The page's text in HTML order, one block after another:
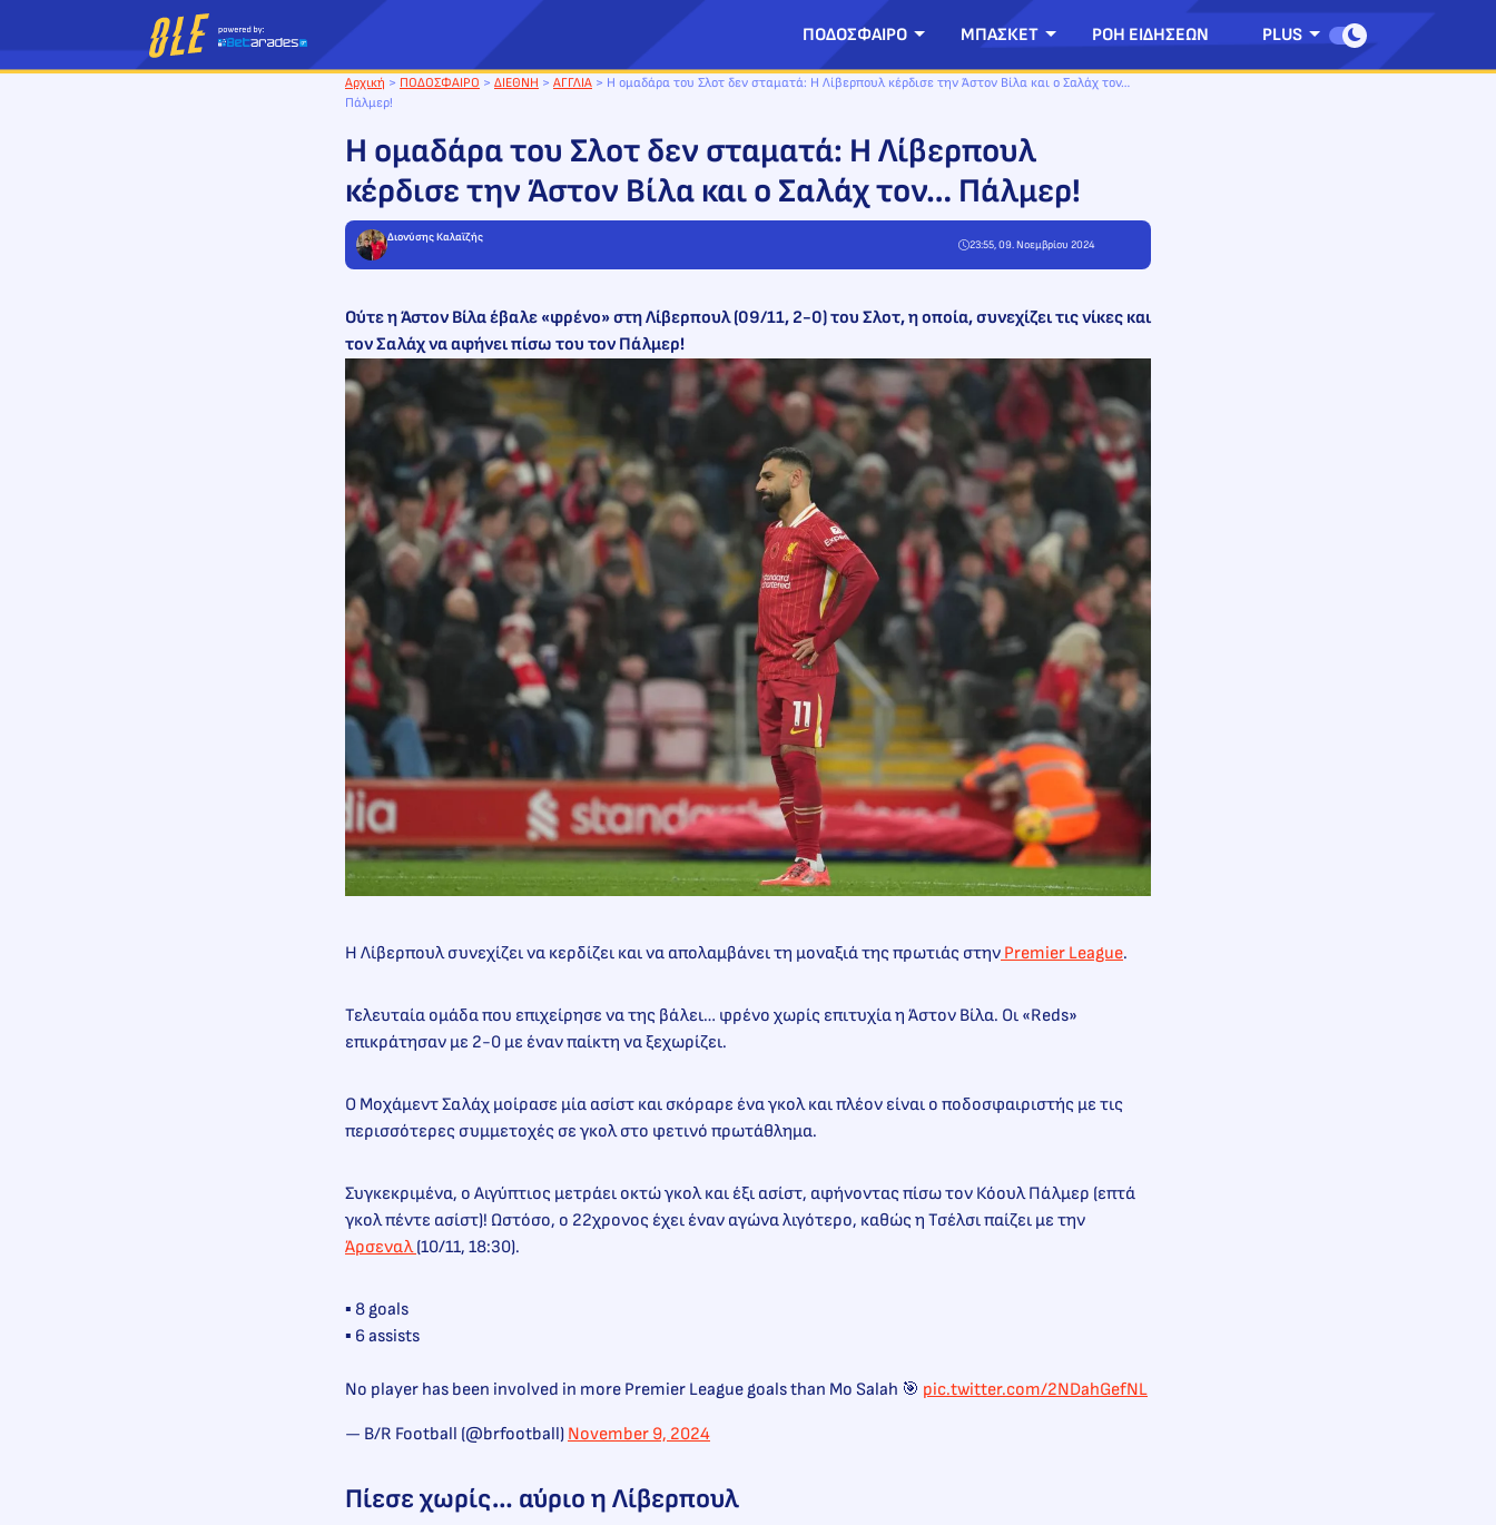
περιεχόμενο
ΠΟΔΟΣΦΑΙΡΟ ΜΠΑΣΚΕΤ ΡΟΗ ΕΙΔΗΣΕΩΝ PLUS
Αρχική > ΠΟΔΟΣΦΑΙΡΟ > ΔΙΕΘΝΗ > ΑΓΓΛΙΑ > H ομαδάρα του Σλοτ δεν σταματά: Η Λίβερπουλ κέρδισε την Άστον Βίλα και ο Σαλάχ τον…
Πάλμερ!
H ομαδάρα του Σλοτ δεν σταματά: Η Λίβερπουλ
κέρδισε την Άστον Βίλα και ο Σαλάχ τον… Πάλμερ!
Διονύσης Καλαϊζής
23:55, 09. Νοεμβρίου 2024
Ούτε η Άστον Βίλα έβαλε «φρένο» στη Λίβερπουλ (09/11, 2-0) του Σλοτ, η οποία, συνεχίζει τις νίκες και
τον Σαλάχ να αφήνει πίσω του τον Πάλμερ!
Η Λίβερπουλ συνεχίζει να κερδίζει και να απολαμβάνει τη μοναξιά της πρωτιάς στην Premier League.
Τελευταία ομάδα που επιχείρησε να της βάλει… φρένο χωρίς επιτυχία η Άστον Βίλα. Οι «Reds»
επικράτησαν με 2-0 με έναν παίκτη να ξεχωρίζει.
Ο Μοχάμεντ Σαλάχ μοίρασε μία ασίστ και σκόραρε ένα γκολ και πλέον είναι ο ποδοσφαιριστής με τις
περισσότερες συμμετοχές σε γκολ στο φετινό πρωτάθλημα.
Συγκεκριμένα, ο Αιγύπτιος μετράει οκτώ γκολ και έξι ασίστ, αφήνοντας πίσω τον Κόουλ Πάλμερ (επτά
γκολ πέντε ασίστ)! Ωστόσο, ο 22χρονος έχει έναν αγώνα λιγότερο, καθώς η Τσέλσι παίζει με την
Άρσεναλ(10/11, 18:30).
▪️ 8 goals
▪️ 6 assists
No player has been involved in more Premier League goals than Mo Salah 🎯 pic.twitter.com/2NDahGefNL
— B/R Football (@brfootball) November 9, 2024
Πίεσε χωρίς… αύριο η Λίβερπουλ